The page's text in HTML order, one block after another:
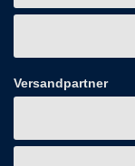
Versandpartner